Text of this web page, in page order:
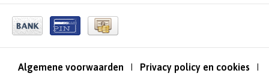
Algemene voorwaarden Privacy policy en cookies